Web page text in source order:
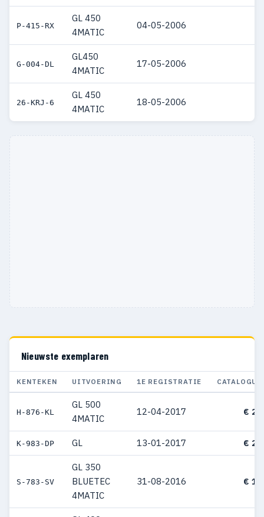
P-415-RX
GL 450
4MATIC
04-05-2006
G-004-DL
GL450
4MATIC
17-05-2006
26-KRJ-6
GL 450
4MATIC
18-05-2006
Nieuwste exemplaren
KENTEKEN UITVOERING 1E REGISTRATIE
H-876-KL
GL 500
4MATIC
12-04-2017 €
K-983-DP GL 13-01-2017 €
S-783-SV
GL 350
BLUETEC
4MATIC
31-08-2016 €